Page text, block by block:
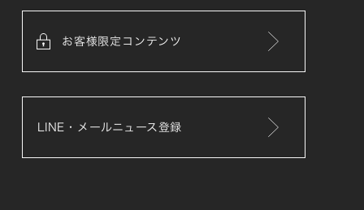
お客様限定コンテンツ
LINE・メールニュース登録